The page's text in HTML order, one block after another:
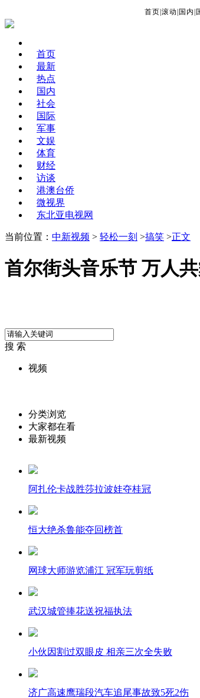
首页 滚动 国内
首页
最新
热点
国内
社会
国际
军事
文娱
体育
财经
访谈
港澳台侨
微视界
东北亚电视网
当前位置： 中新视频 > 轻松一刻 >搞笑 >正文
首尔街头音乐节 万人共
搜 索
视频
分类浏览
大家都在看
最新视频
阿扎伦卡战胜莎拉波娃夺桂冠
恒大绝杀鲁能夺回榜首
网球大师游览浦江 冠军玩剪纸
武汉城管捧花送祝福执法
小伙因割过双眼皮 相亲三次全失败
济广高速鹰瑞段汽车追尾事故致5死2伤